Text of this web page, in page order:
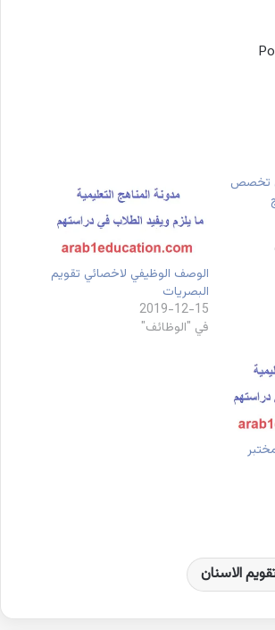
تخصص
الوصف الوظيفي لاخصائي تقويم
البصريات
2019-12-15
في "الوظائف"
الاسنان